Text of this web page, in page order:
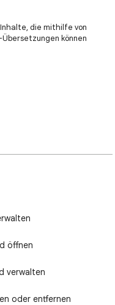
die mithilfe von
können
öffnen
verwalten
oder entfernen